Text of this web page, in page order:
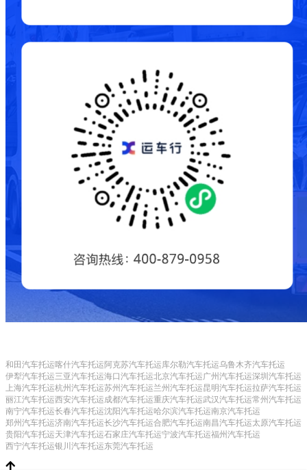
和田汽车托运喀什汽车托运阿克苏汽车托运库尔勒汽车托运乌鲁木齐汽车托运
伊犁汽车托运三亚汽车托运海口汽车托运北京汽车托运广州汽车托运深圳汽车托运
上海汽车托运杭州汽车托运苏州汽车托运兰州汽车托运昆明汽车托运拉萨汽车托运
丽江汽车托运西安汽车托运成都汽车托运重庆汽车托运武汉汽车托运常州汽车托运
南宁汽车托运长春汽车托运沈阳汽车托运哈尔滨汽车托运南京汽车托运
郑州汽车托运济南汽车托运长沙汽车托运合肥汽车托运南昌汽车托运太原汽车托运
贵阳汽车托运天津汽车托运石家庄汽车托运宁波汽车托运福州汽车托运
西宁汽车托运银川汽车托运东莞汽车托运